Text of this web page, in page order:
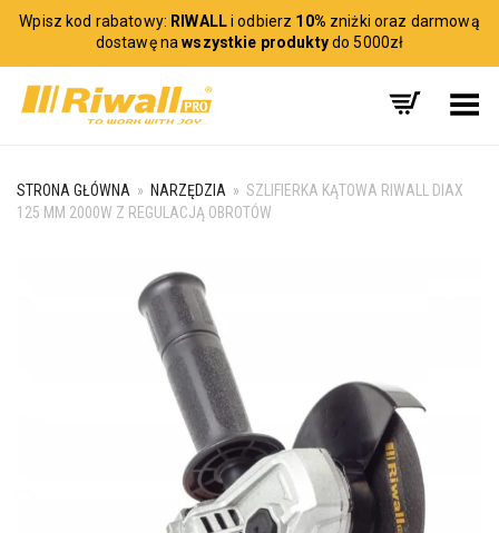
Wpisz kod rabatowy: RIWALLi odbierz 10% zniżki oraz darmową
dostawę nawszystkie produktydo 5000zł
Toggle Menu
STRONA GŁÓWNA » NARZĘDZIA » SZLIFIERKA KĄTOWA RIWALL DIAX
125 MM 2000W Z REGULACJĄ OBROTÓW